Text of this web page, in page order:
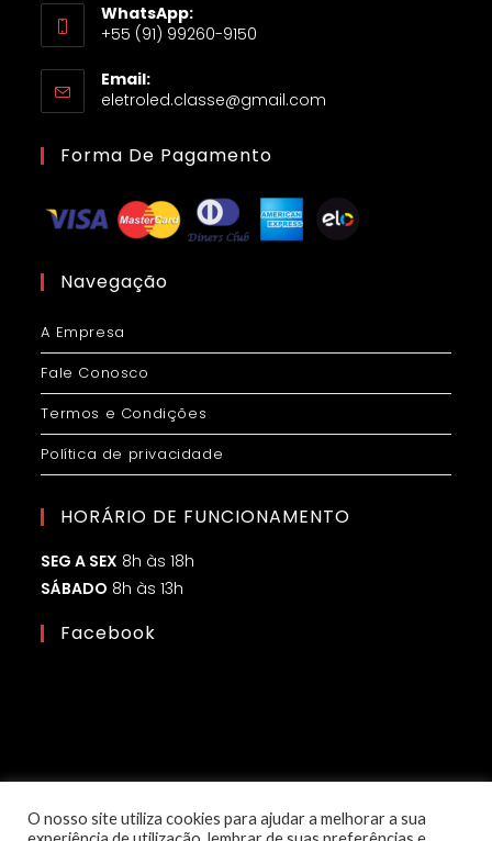
WhatsApp:
+55 (91) 99260-9150
Email:
eletroled.classe@gmail.com
Forma De Pagamento
Navegação
A Empresa
Fale Conosco
Termos e Condições
Política de privacidade
HORÁRIO DE FUNCIONAMENTO
SEG A SEX 8h às 18h
SÁBADO 8h às 13h
Facebook
O nosso site utiliza cookies para ajudar a melhorar a sua